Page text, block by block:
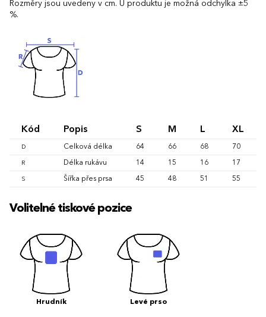
Rozměry jsou uvedeny v cm. U produktu je možná odchylka ±5
%.
Kód Popis S M L XL
D Celková délka 64 66 68 70
R Délka rukávu 14 15 16 17
S Šířka přes prsa 45 48 51 55
Volitelné tiskové pozice
Hrudník Levé prso